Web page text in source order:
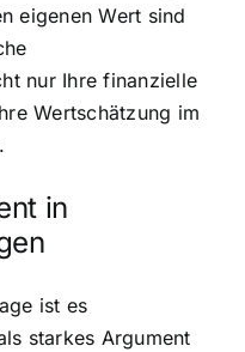
eigenen Wert sind
nur Ihre finanzielle
Wertschätzung im
in
ist es
starkes Argument